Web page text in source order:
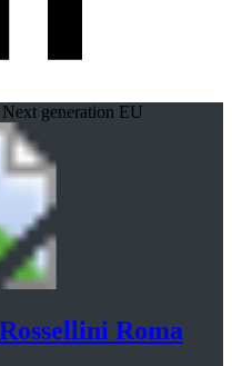
Roma